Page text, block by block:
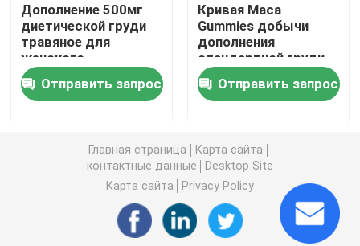
Травяные капсулы для увеличения веса
Травяная капсула потери веса
Коллаген забеливая капсулу
Витамин Gummies биотина
Дополнение 500мг
диетической груди
травяное для
женского
гормонального
баланса
Отправить запрос
Кривая Maca
Gummies добычи
дополнения
стандартной груди
GMP травяная
Отправить запрос
Главная страница
Карта сайта
контактные данные
Desktop Site
Карта сайта
Privacy Policy